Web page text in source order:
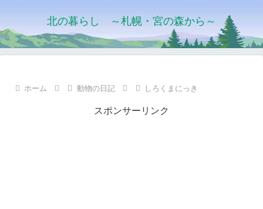
北の暮らし ～札幌・宮の森から～
ホーム 動物の日記 しろくまにっき
スポンサーリンク